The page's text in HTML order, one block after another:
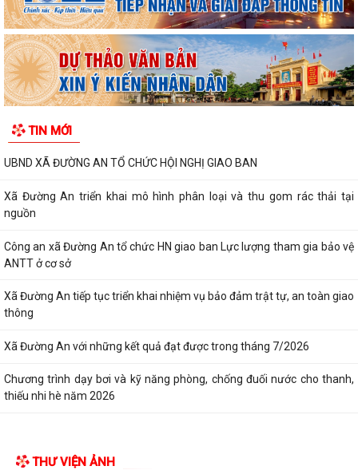
TIN MỚI
UBND XÃ ĐƯỜNG AN TỔ CHỨC HỘI NGHỊ GIAO BAN
Xã Đường An triển khai mô hình phân loại và thu gom rác thải tại
nguồn
Công an xã Đường An tổ chức HN giao ban Lực lượng tham gia bảo vệ
ANTT ở cơ sở
Xã Đường An tiếp tục triển khai nhiệm vụ bảo đảm trật tự, an toàn giao
thông
Xã Đường An với những kết quả đạt được trong tháng 7/2026
Chương trình dạy bơi và kỹ năng phòng, chống đuối nước cho thanh,
thiếu nhi hè năm 2026
THƯ VIỆN ẢNH